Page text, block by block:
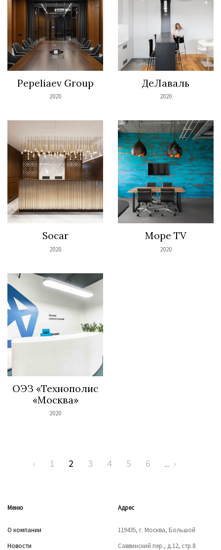
Pepeliaev Group
2020
ДеЛаваль
2020
Socar
2020
Море TV
2020
ОЭЗ «Технополис
«Москва»
2020
‹ 1 2 3 4 5 6 ... ›
Меню
О компании
Новости
Адрес
119435, г. Москва, Большой
Саввинский пер., д.12, стр.8